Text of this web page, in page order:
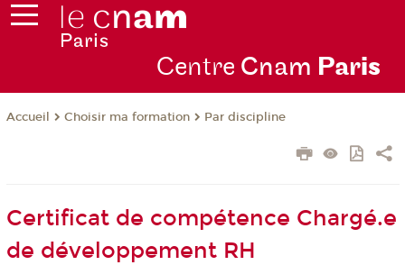
Centre Cnam Paris
Accueil Choisir ma formation Par discipline
Certificat de compétence Chargé.e
de développement RH